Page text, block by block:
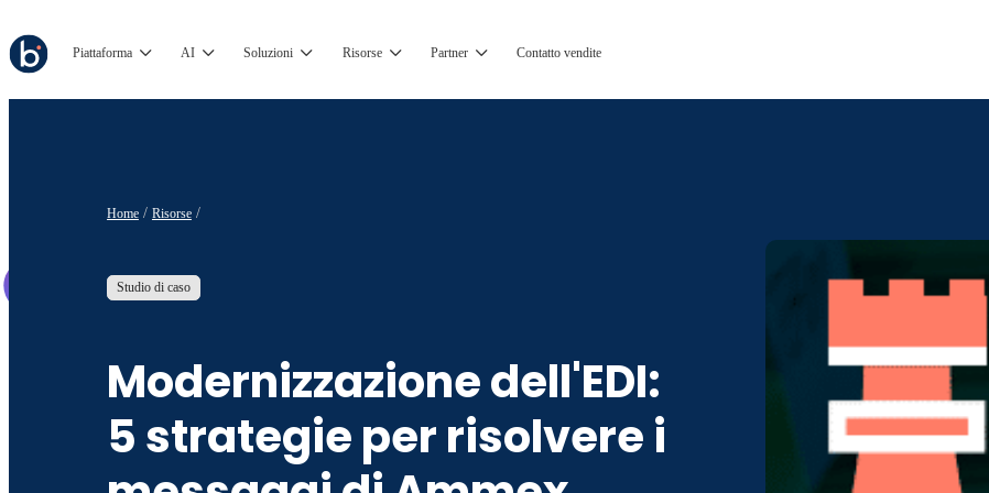
Piattaforma AI Soluzioni Risorse Partner Contatto vendite
Home Risorse
Studio di caso
Modernizzazione dell'EDI:
5 strategie per risolvere i